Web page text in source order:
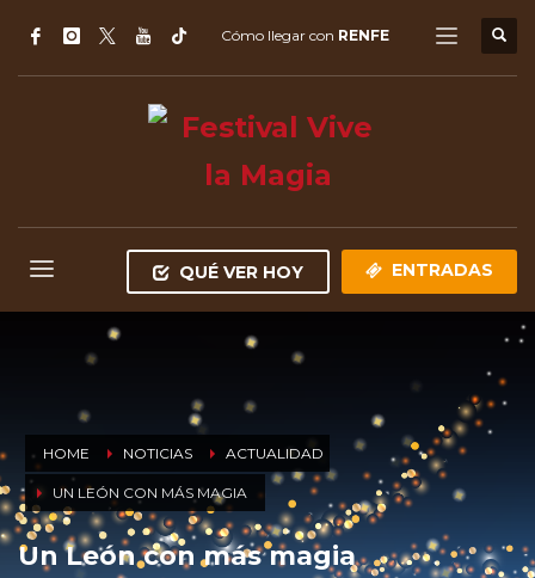
Cómo llegar con RENFE
QUÉ VER HOY ENTRADAS
HOME NOTICIAS ACTUALIDAD
UN LEÓN CON MÁS MAGIA
Un León con más magia